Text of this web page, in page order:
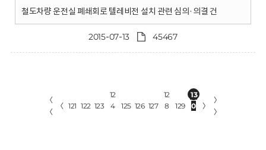
철도차량 운전실 폐쇄회로 텔레비전 설치 관련 심의·의결 건
2015-07-13 45467
〈
〈
〈 121 122 123
12
4
125 126 127
12
8
129
13
0
〉
〉
〉